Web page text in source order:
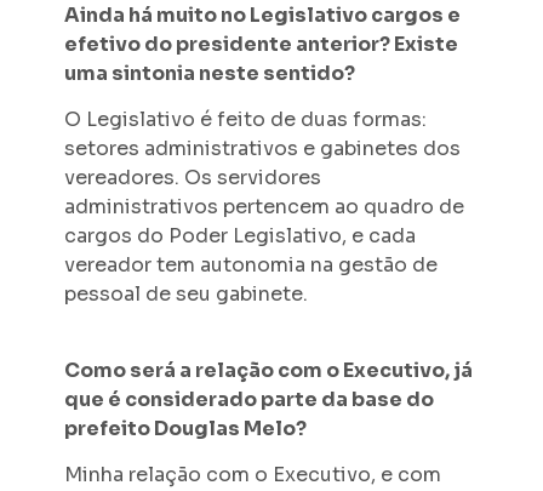
Ainda há muito no Legislativo cargos e
efetivo do presidente anterior? Existe
uma sintonia neste sentido?
O Legislativo é feito de duas formas:
setores administrativos e gabinetes dos
vereadores. Os servidores
administrativos pertencem ao quadro de
cargos do Poder Legislativo, e cada
vereador tem autonomia na gestão de
pessoal de seu gabinete.
Como será a relação com o Executivo, já
que é considerado parte da base do
prefeito Douglas Melo?
Minha relação com o Executivo, e com